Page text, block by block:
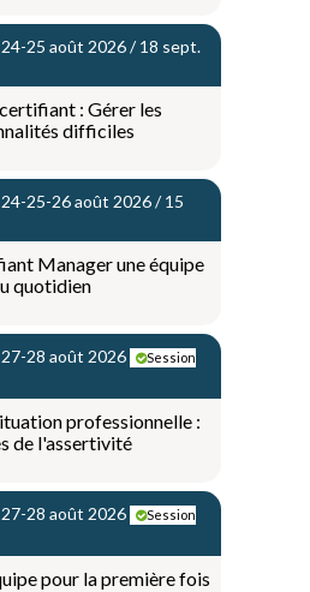
24-25 août 2026 / 18 sept.
: Gérer les
difficiles
24-25-26 août 2026 / 15
Manager une équipe
quotidien
27-28 août 2026
Session
professionnelle :
de l'assertivité
27-28 août 2026
Session
pour la première fois